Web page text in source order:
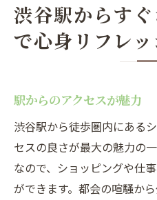
渋谷駅からす
で心身リフレ
駅からのアクセスが魅力
渋谷駅から徒歩圏内にある
セスの良さが最大の魅力の
なので、ショッピングや仕
ができます。都会の喧騒か